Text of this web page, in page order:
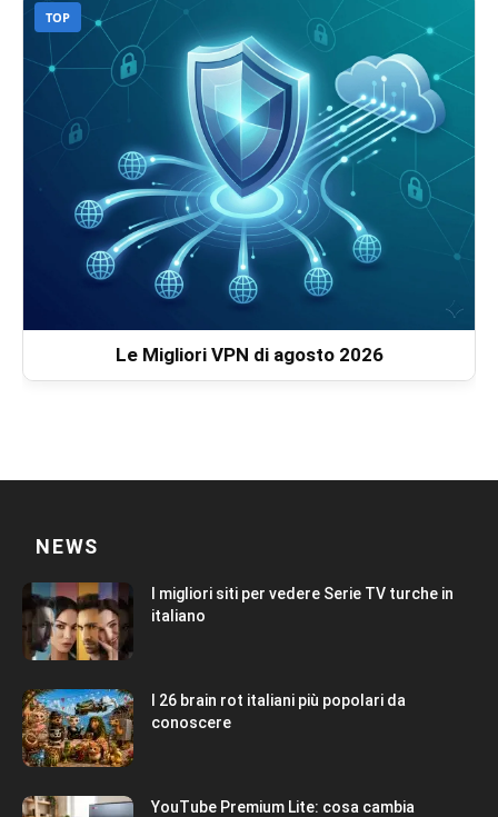
TOP
Le Migliori VPN di agosto 2026
NEWS
I migliori siti per vedere Serie TV turche in
italiano
I 26 brain rot italiani più popolari da
conoscere
YouTube Premium Lite: cosa cambia